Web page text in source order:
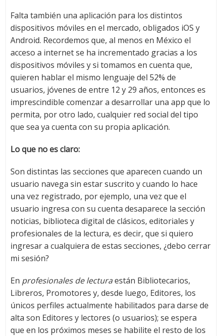
Falta también una aplicación para los distintos
dispositivos móviles en el mercado, obligados iOS y
Android. Recordemos que, al menos en México el
acceso a internet se ha incrementado gracias a los
dispositivos móviles y si tomamos en cuenta que,
quieren hablar el mismo lenguaje del 52% de
usuarios, jóvenes de entre 12 y 29 años, entonces es
imprescindible comenzar a desarrollar una app que lo
permita, por otro lado, cualquier red social del tipo
que sea ya cuenta con su propia aplicación.
Lo que no es claro:
Son distintas las secciones que aparecen cuando un
usuario navega sin estar suscrito y cuando lo hace
una vez registrado, por ejemplo, una vez que el
usuario ingresa con su cuenta desaparece la sección
noticias, biblioteca digital de clásicos, editoriales y
profesionales de la lectura, es decir, que si quiero
ingresar a cualquiera de estas secciones, ¿debo cerrar
mi sesión?
En profesionales de lecturaestán Bibliotecarios,
Libreros, Promotores y, desde luego, Editores, los
únicos perfiles actualmente habilitados para darse de
alta son Editores y lectores (o usuarios); se espera
que en los próximos meses se habilite el resto de los